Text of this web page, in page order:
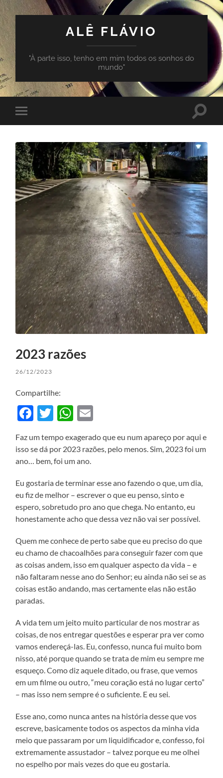
ALÊ FLÁVIO
"À parte isso, tenho em mim todos os sonhos do
mundo"
Toggle
mobile
Toggle
2023 razões
26/12/2023
Compartilhe:
Facebook
TwitterWhatsApp
Faz um tempo exagerado que eu num apareço por aqui e
isso se dá por 2023 razões, pelo menos. Sim, 2023 foi um
ano… bem, foi um ano.
Eu gostaria de terminar esse ano fazendo o que, um dia,
eu fiz de melhor – escrever o que eu penso, sinto e
espero, sobretudo pro ano que chega. No entanto, eu
honestamente acho que dessa vez não vai ser possível.
Quem me conhece de perto sabe que eu preciso do que
eu chamo de chacoalhões para conseguir fazer com que
as coisas andem, isso em qualquer aspecto da vida – e
não faltaram nesse ano do Senhor; eu ainda não sei se as
coisas estão andando, mas certamente elas não estão
paradas.
A vida tem um jeito muito particular de nos mostrar as
coisas, de nos entregar questões e esperar pra ver como
vamos endereçá-las. Eu, confesso, nunca fui muito bom
nisso, até porque quando se trata de mim eu sempre me
esqueço. Como diz aquele ditado, ou frase, que vemos
em um filme ou outro, “meu coração está no lugar certo”
– mas isso nem sempre é o suficiente. E eu sei.
Esse ano, como nunca antes na história desse que vos
escreve, basicamente todos os aspectos da minha vida
meio que passaram por um liquidificador e, confesso, foi
extremamente assustador – talvez porque eu me olhei
no espelho por mais vezes do que eu gostaria.